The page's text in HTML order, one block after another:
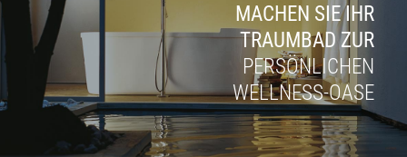
MACHEN SIE IHR
TRAUMBAD ZUR
PERSÖNLICHEN
WELLNESS-OASE